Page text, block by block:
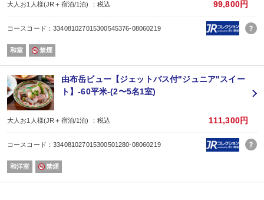
ご自由にお飲みくださいませ。
ご朝食 7:30、8:00、8:30のスタート
【ラストオーダー】
お食事19:00 お飲み物20:00
※お食事処ご利用時間20:30
【お食事処】
お食事会場は１Ｆレストラン、または２Ｆお食事処です。
※お部屋食ではございません。
【ゆふいん温泉】
大浴場・露天風呂・貸し切り湯をご利用いただけます。
※貸し切り湯はチェックイン後の予約制となります（先着順）
JRや高速バスでご到着の場合は、JR由布院駅までチェックイン、およびチェ
無料送迎を行っております。（送迎対応時間：14:30〜17:30まで）
※JR由布院駅到着後、14:30以降にお電話をお願いいたします。
大人お1人様(JR＋宿泊/1泊) ：税込 99,800円
コースコード：334081027015300545376-08060219
和室 禁煙
由布岳ビュー【ジェットバス付"ジュニア"スイー
ト】-60平米-(2〜5名1室)
大人お1人様(JR＋宿泊/1泊) ：税込 111,300円
コースコード：334081027015300501280-08060219
和洋室 禁煙